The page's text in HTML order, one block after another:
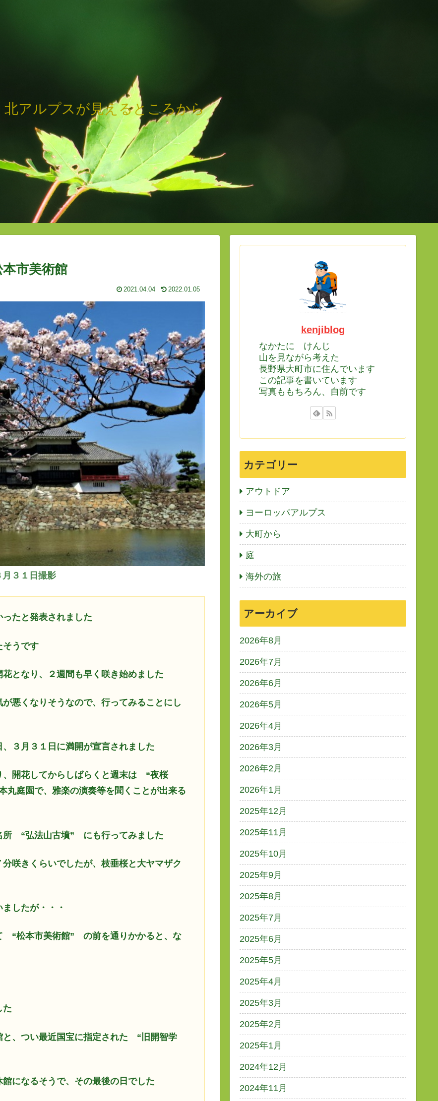
北アルプスが見えるところから
市美術館
2021.04.04 2022.01.05
月３１日撮影
たと発表されました
そうです
となり、２週間も早く咲き始めました
悪くなりそうなので、行ってみることにし
３月３１日に満開が宣言されました
、開花してからしばらくと週末は “夜桜
庭園で、雅楽の演奏等を聞くことが出来る
所 “弘法山古墳” にも行ってみました
咲きくらいでしたが、枝垂桜と大ヤマザク
したが・・・
“松本市美術館” の前を通りかかると、な
た
と、つい最近国宝に指定された “旧開智学
になるそうで、その最後の日でした
kenjiblog
なかたに けんじ
山を見ながら考えた
長野県大町市に住んでいます
この記事を書いています
写真ももちろん、自前です
カテゴリー
アウトドア
ヨーロッパアルプス
大町から
庭
海外の旅
アーカイブ
2026年8月
2026年7月
2026年6月
2026年5月
2026年4月
2026年3月
2026年2月
2026年1月
2025年12月
2025年11月
2025年10月
2025年9月
2025年8月
2025年7月
2025年6月
2025年5月
2025年4月
2025年3月
2025年2月
2025年1月
2024年12月
2024年11月